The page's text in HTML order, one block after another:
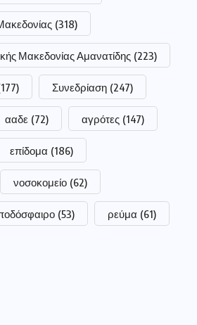
(318)
Μακεδονίας Αμανατίδης (223)
Συνεδρίαση (247)
ααδε (72) αγρότες (147)
επίδομα (186)
νοσοκομείο (62)
(53) ρεύμα (61)